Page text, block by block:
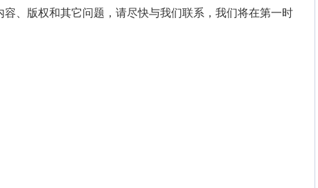
、版权和其它问题，请尽快与我们联系，我们将在第一时